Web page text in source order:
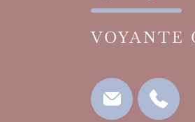
VOYANTE